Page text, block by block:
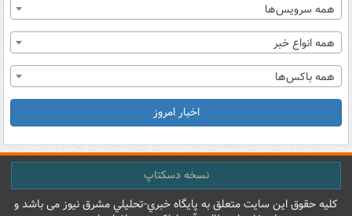
همه سرویس‌ها
همه انواع خبر
همه باکس‌ها
اخبار امروز
نسخه دسکتاپ
کليه حقوق اين سايت متعلق به پایگاه خبري-تحليلي مشرق نيوز می باشد و